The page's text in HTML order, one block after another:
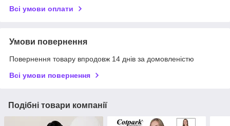
Всі умови оплати
Умови повернення
Повернення товару впродовж 14 днів за домовленістю
Всі умови повернення
Подібні товари компанії